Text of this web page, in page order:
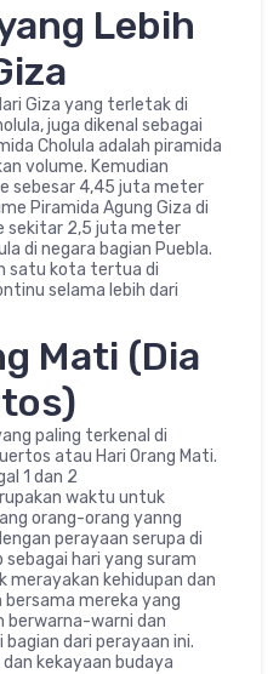
Lebih
Giza yang terletak di
juga dikenal sebagai
Cholula adalah piramida
volume. Kemudian
sebesar 4,45 juta meter
Piramida Agung Giza di
sekitar 2,5 juta meter
di negara bagian Puebla.
satu kota tertua di
selama lebih dari
Mati (Dia
paling terkenal di
atau Hari Orang Mati.
1 dan 2
waktu untuk
orang-orang yanng
perayaan serupa di
sebagai hari yang suram
kehidupan dan
mereka yang
berwarna-warni dan
dari perayaan ini.
kekayaan budaya